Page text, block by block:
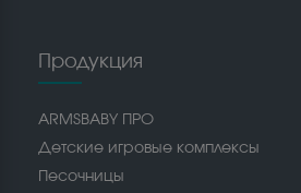
Продукция
ARMSBABY ПРО
Детские игровые комплексы
Песочницы